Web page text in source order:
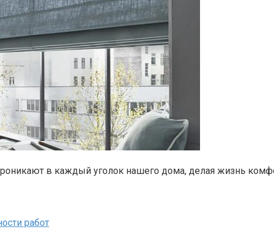
в каждый уголок нашего дома, делая жизнь
работ